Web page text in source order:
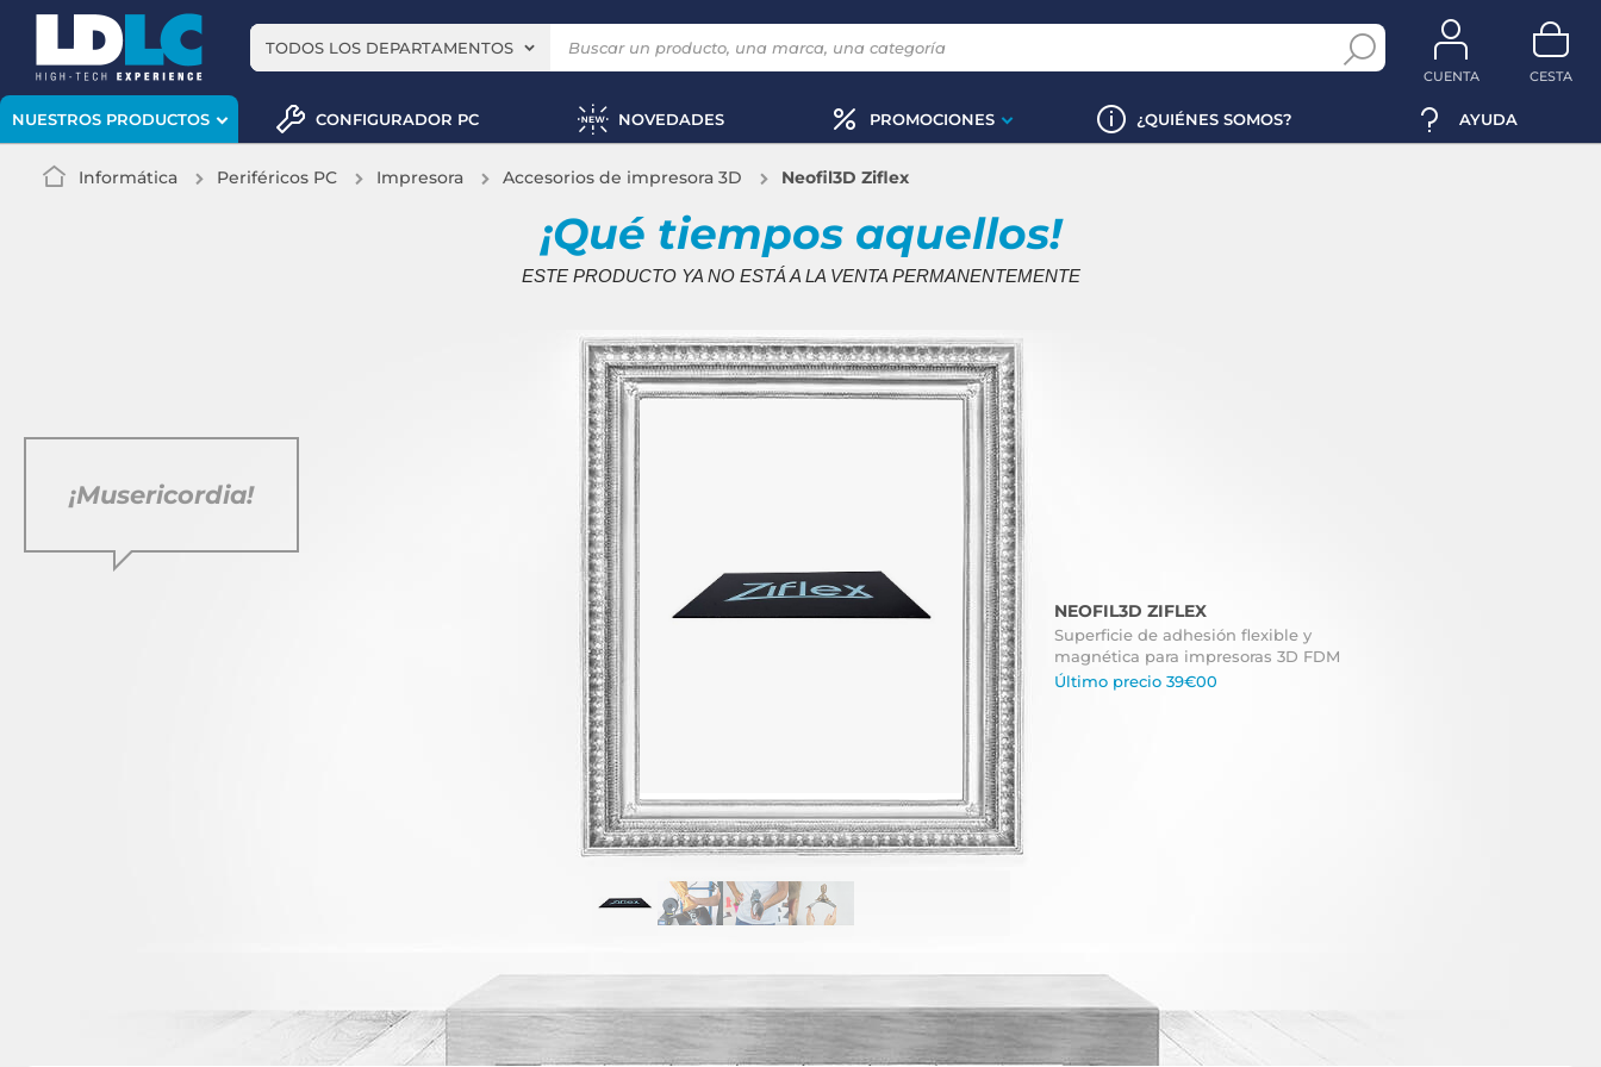
TODOS LOS DEPARTAMENTOS
CUENTA CESTA
NUESTROS PRODUCTOS CONFIGURADOR PC NOVEDADES PROMOCIONES ¿QUIÉNES SOMOS? AYUDA
Informática Periféricos PC Impresora Accesorios de impresora 3D Neofil3D Ziflex
¡Qué tiempos aquellos!
ESTE PRODUCTO YA NO ESTÁ A LA VENTA PERMANENTEMENTE
NEOFIL3D ZIFLEX
Superficie de adhesión flexible y
magnética para impresoras 3D FDM
Último precio 39€00
¡Musericordia!